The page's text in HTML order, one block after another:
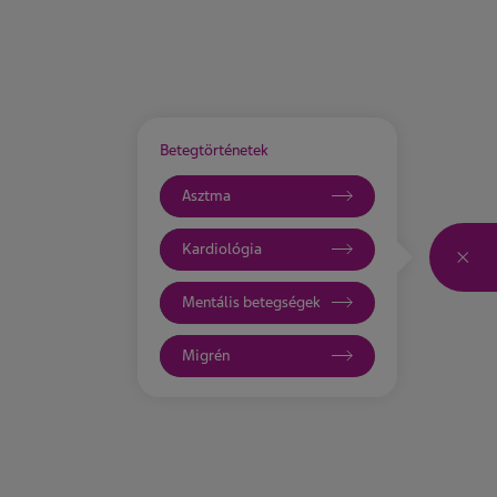
Betegtörténetek
Asztma
Kardiológia
Mentális betegségek
Migrén